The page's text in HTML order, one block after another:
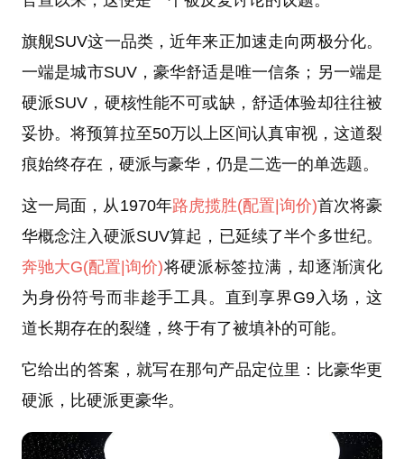
旗舰SUV这一品类，近年来正加速走向两极分化。
一端是城市SUV，豪华舒适是唯一信条；另一端是
硬派SUV，硬核性能不可或缺，舒适体验却往往被
妥协。将预算拉至50万以上区间认真审视，这道裂
痕始终存在，硬派与豪华，仍是二选一的单选题。
这一局面，从1970年路虎揽胜(配置 |询价)首次将豪
华概念注入硬派SUV算起，已延续了半个多世纪。
奔驰大G(配置 |询价)将硬派标签拉满，却逐渐演化
为身份符号而非趁手工具。直到享界G9入场，这
道长期存在的裂缝，终于有了被填补的可能。
它给出的答案，就写在那句产品定位里：比豪华更
硬派，比硬派更豪华。